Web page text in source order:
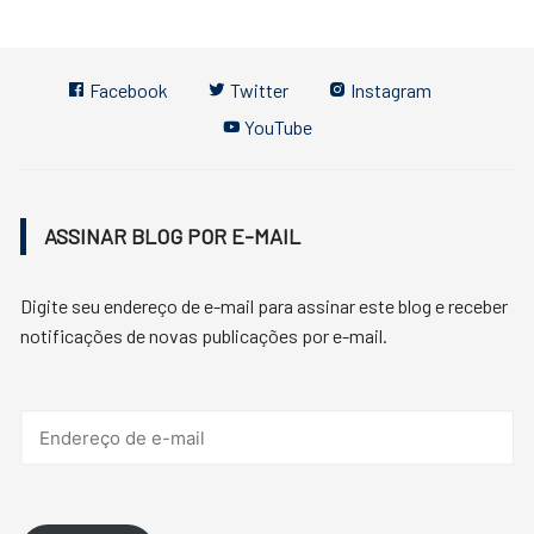
Facebook Twitter
Instagram
YouTube
ASSINAR BLOG POR E-MAIL
Digite seu endereço de e-mail para assinar este blog e receber
notificações de novas publicações por e-mail.